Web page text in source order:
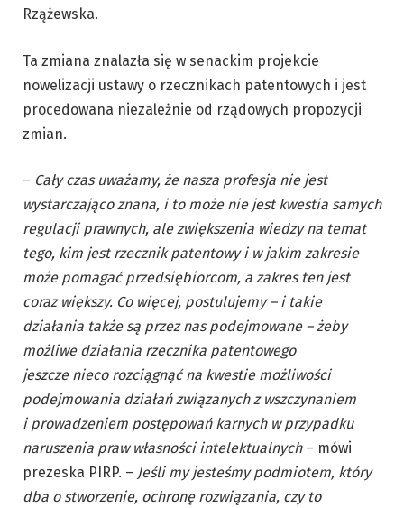
Rzążewska.
Ta zmiana znalazła się w senackim projekcie
nowelizacji ustawy o rzecznikach patentowych i jest
procedowana niezależnie od rządowych propozycji
zmian.
– Cały czas uważamy, że nasza profesja nie jest
wystarczająco znana, i to może nie jest kwestia samych
regulacji prawnych, ale zwiększenia wiedzy na temat
tego, kim jest rzecznik patentowy i w jakim zakresie
może pomagać przedsiębiorcom, a zakres ten jest
coraz większy. Co więcej, postulujemy – i takie
działania także są przez nas podejmowane – żeby
możliwe działania rzecznika patentowego
jeszcze nieco rozciągnąć na kwestie możliwości
podejmowania działań związanych z wszczynaniem
i prowadzeniem postępowań karnych w przypadku
naruszenia praw własności intelektualnych – mówi
prezeska PIRP. – Jeśli my jesteśmy podmiotem, który
dba o stworzenie, ochronę rozwiązania, czy to